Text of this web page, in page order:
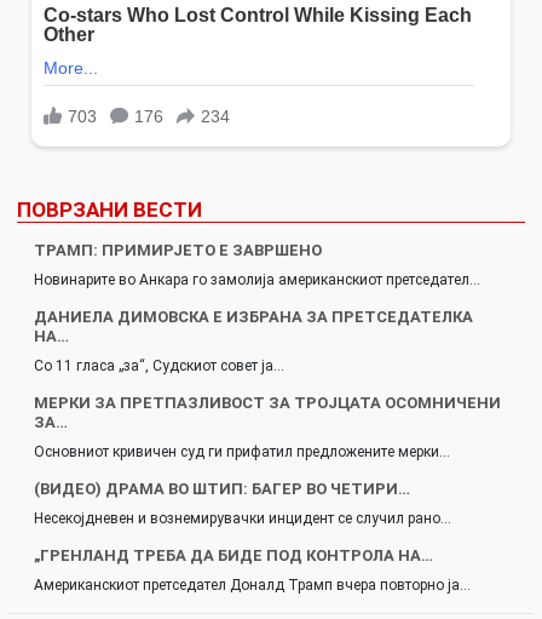
ПОВРЗАНИ ВЕСТИ
ТРАМП: ПРИМИРЈЕТО Е ЗАВРШЕНО
Новинарите во Анкара го замолија американскиот претседател…
ДАНИЕЛА ДИМОВСКА Е ИЗБРАНА ЗА ПРЕТСЕДАТЕЛКА
НА…
Со 11 гласа „за“, Судскиот совет ја…
МЕРКИ ЗА ПРЕТПАЗЛИВОСТ ЗА ТРОЈЦАТА ОСОМНИЧЕНИ
ЗА…
Основниот кривичен суд ги прифатил предложените мерки…
(ВИДЕО) ДРАМА ВО ШТИП: БАГЕР ВО ЧЕТИРИ…
Несекојдневен и вознемирувачки инцидент се случил рано…
„ГРЕНЛАНД ТРЕБА ДА БИДЕ ПОД КОНТРОЛА НА…
Американскиот претседател Доналд Трамп вчера повторно ја…